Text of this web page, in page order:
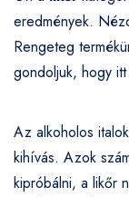
eredmények.
Rengeteg
gondoljuk, hogy
Az alkoholos
kihívás. Azok
kipróbálni, a likőr